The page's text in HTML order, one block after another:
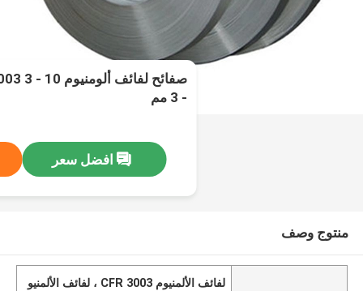
- 3 مم
افضل سعر
منتوج وصف
لفائف الألمنيوم CFR 3003 ، لفائف الألمنيو